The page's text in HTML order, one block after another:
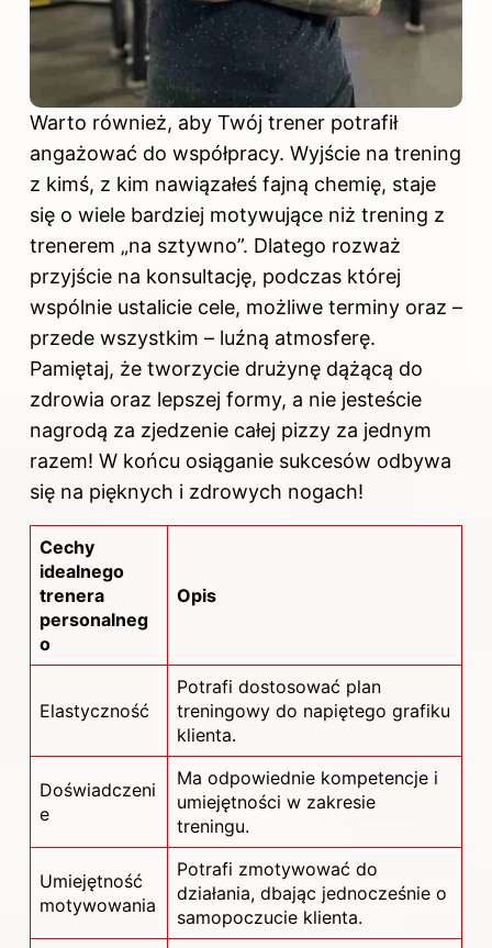
Warto również, aby Twój trener potrafił
angażować do współpracy. Wyjście na trening
z kimś, z kim nawiązałeś fajną chemię, staje
się o wiele bardziej motywujące niż trening z
trenerem „na sztywno”. Dlatego rozważ
przyjście na konsultację, podczas której
wspólnie ustalicie cele, możliwe terminy oraz –
przede wszystkim – luźną atmosferę.
Pamiętaj, że tworzycie drużynę dążącą do
zdrowia oraz lepszej formy, a nie jesteście
nagrodą za zjedzenie całej pizzy za jednym
razem! W końcu osiąganie sukcesów odbywa
się na pięknych i zdrowych nogach!
Cechy
idealnego
trenera
personalneg
o
Opis
Elastyczność
Potrafi dostosować plan
treningowy do napiętego grafiku
klienta.
Doświadczeni
e
Ma odpowiednie kompetencje i
umiejętności w zakresie
treningu.
Umiejętność
motywowania
Potrafi zmotywować do
działania, dbając jednocześnie o
samopoczucie klienta.